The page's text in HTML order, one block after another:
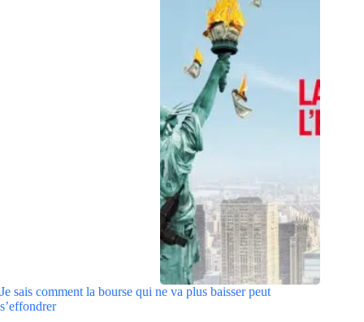
Je sais comment la bourse qui ne va plus baisser peut
s’effondrer